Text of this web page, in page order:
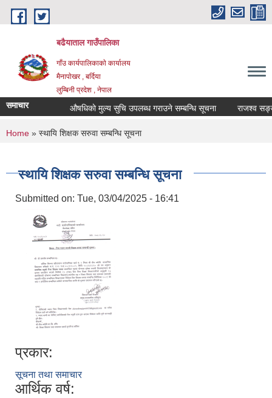
Skip to main content
बढैयाताल गाउँपालिका
गाँउ कार्यपालिकाकाे कार्यालय
मैनापाेखर , बर्दिया
लुम्बिनी प्रदेश , नेपाल
समाचार औषधिकाे मुल्य सुचि उपलब्ध गराउने सम्बन्धि सूचना राजश्व
You are here
Home » स्थायि शिक्षक सरुवा सम्बन्धि सूचना
स्थायि शिक्षक सरुवा सम्बन्धि सूचना
Submitted on: Tue, 03/04/2025 - 16:41
प्रकार:
सूचना तथा समाचार
आर्थिक वर्ष: